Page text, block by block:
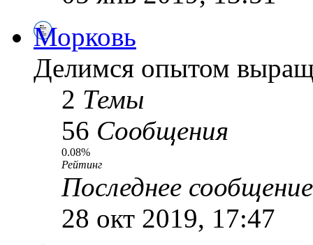
Морковь
Делимся опытом
2 Темы
56 Сообщения
0.08%
Рейтинг
Последнее сообщение
28 окт 2019, 17:47